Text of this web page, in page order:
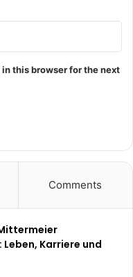
this browser for the next
Comments
Karriere und